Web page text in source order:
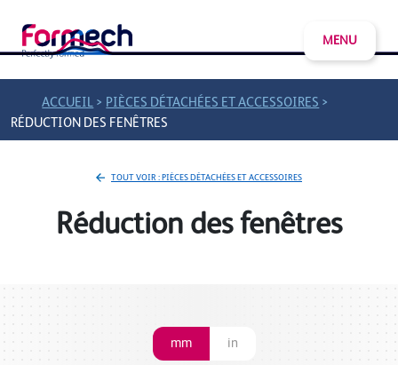
MENU
ACCUEIL > PIÈCES DÉTACHÉES ET ACCESSOIRES >
RÉDUCTION DES FENÊTRES
TOUT VOIR : PIÈCES DÉTACHÉES ET ACCESSOIRES
Réduction des fenêtres
mm in